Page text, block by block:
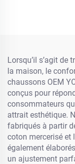
Lorsqu’il s’agit de
la maison, le
chaussons OEM
conçus pour
consommateurs
attrait esthétique.
fabriqués à partir
coton mercerisé et
également
un ajustement